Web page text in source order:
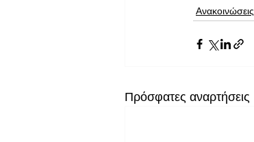
Ανακοινώσεις
Πρόσφατες αναρτήσεις